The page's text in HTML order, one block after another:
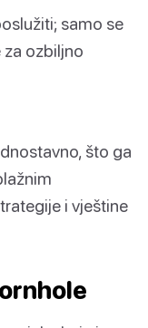
samo se
ozbiljno
što ga
i vještine